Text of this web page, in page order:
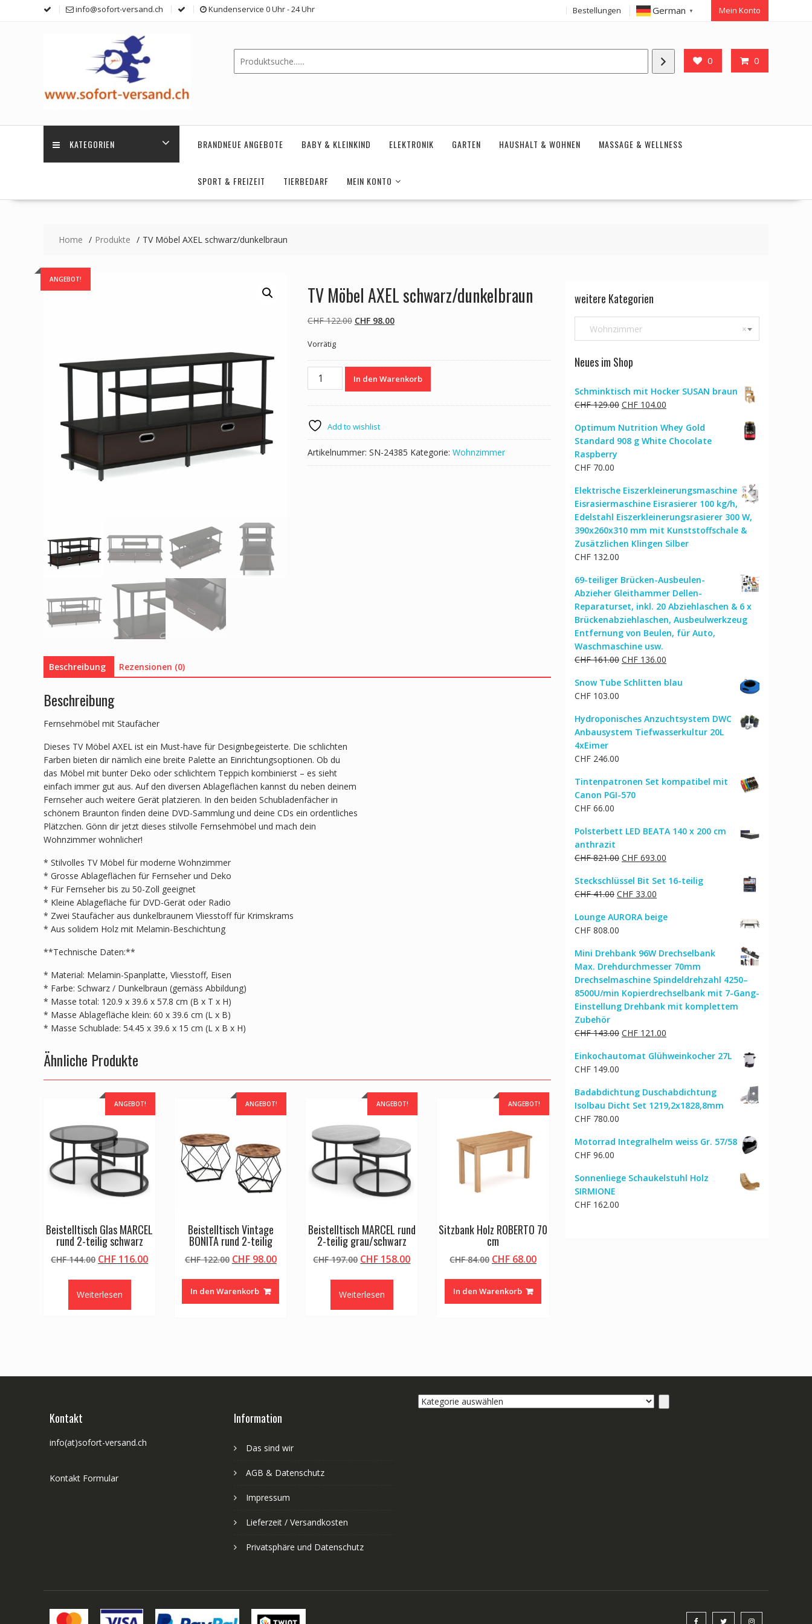
info@sofort-versand.ch Kundenservice 0 Uhr - 24 Uhr Bestellungen German ▼ Mein Konto
0 0
KATEGORIEN BRANDNEUE ANGEBOTE BABY & KLEINKIND ELEKTRONIK GARTEN HAUSHALT & WOHNEN MASSAGE & WELLNESS
SPORT & FREIZEIT TIERBEDARF MEIN KONTO
Home Produkte TV Möbel AXEL schwarz/dunkelbraun
ANGEBOT!
TV Möbel AXEL schwarz/dunkelbraun
CHF122.00 Ursprünglicher
CHF 122.00
CHF98.00Aktueller
CHF 98.00.
Vorrätig
Menge
In den Warenkorb
Add to wishlist
Artikelnummer: SN-24385 Kategorie: Wohnzimmer
Beschreibung Rezensionen (0)
Beschreibung
Fernsehmöbel mit Staufächer
Dieses TV Möbel AXEL ist ein Must-have für Designbegeisterte. Die schlichten
Farben bieten dir nämlich eine breite Palette an Einrichtungsoptionen. Ob du
das Möbel mit bunter Deko oder schlichtem Teppich kombinierst – es sieht
einfach immer gut aus. Auf den diversen Ablageflächen kannst du neben deinem
Fernseher auch weitere Gerät platzieren. In den beiden Schubladenfächer in
schönem Braunton finden deine DVD-Sammlung und deine CDs ein ordentliches
Plätzchen. Gönn dir jetzt dieses stilvolle Fernsehmöbel und mach dein
Wohnzimmer wohnlicher!
* Stilvolles TV Möbel für moderne Wohnzimmer
* Grosse Ablageflächen für Fernseher und Deko
* Für Fernseher bis zu 50-Zoll geeignet
* Kleine Ablagefläche für DVD-Gerät oder Radio
* Zwei Staufächer aus dunkelbraunem Vliesstoff für Krimskrams
* Aus solidem Holz mit Melamin-Beschichtung
**Technische Daten:**
* Material: Melamin-Spanplatte, Vliesstoff, Eisen
* Farbe: Schwarz / Dunkelbraun (gemäss Abbildung)
* Masse total: 120.9 x 39.6 x 57.8 cm (B x T x H)
* Masse Ablagefläche klein: 60 x 39.6 cm (L x B)
* Masse Schublade: 54.45 x 39.6 x 15 cm (L x B x H)
Ähnliche Produkte
ANGEBOT!
Beistelltisch Glas MARCEL
rund 2-teilig schwarz
CHF144.00 Ursprünglicher
CHF 144.00
CHF 116.00Aktueller
CHF 116.00.
Weiterlesen
ANGEBOT!
Beistelltisch Vintage
BONITA rund 2-teilig
CHF122.00 Ursprünglicher
war:
CHF 122.00
CHF98.00Aktueller
In den Warenkorb
ANGEBOT!
Beistelltisch MARCEL rund
2-teilig grau/schwarz
CHF197.00 Ursprünglicher
CHF 197.00
CHF 158.00Aktueller
CHF 158.00.
Weiterlesen
ANGEBOT!
Sitzbank Holz ROBERTO 70
cm
CHF84.00 Ursprünglicher
war:
CHF 84.00
CHF68.00Aktueller
In den Warenkorb
weitere Kategorien
×
Wohnzimmer
Neues im Shop
Schminktisch mit Hocker SUSAN braun
CHF129.00 Ursprünglicher
war:
CHF 129.00
CHF 104.00
ist:
CHF 104.00.
Optimum Nutrition Whey Gold
Standard 908 g White Chocolate
Raspberry
CHF 70.00
Elektrische Eiszerkleinerungsmaschine
Eisrasiermaschine Eisrasierer 100 kg/h,
Edelstahl Eiszerkleinerungsrasierer 300 W,
390x260x310 mm mit Kunststoffschale &
Zusätzlichen Klingen Silber
CHF 132.00
69-teiliger Brücken-Ausbeulen-
Abzieher Gleithammer Dellen-
Reparaturset, inkl. 20 Abziehlaschen & 6 x
Brückenabziehlaschen, Ausbeulwerkzeug
Entfernung von Beulen, für Auto,
Waschmaschine usw.
CHF161.00 Ursprünglicher
war:
CHF 136.00
ist:
Snow Tube Schlitten blau
CHF 103.00
Hydroponisches Anzuchtsystem DWC
Anbausystem Tiefwasserkultur 20L
4xEimer
CHF 246.00
Tintenpatronen Set kompatibel mit
Canon PGI-570
CHF 66.00
Polsterbett LED BEATA 140 x 200 cm
anthrazit
CHF821.00 Ursprünglicher
war:
CHF 821.00
CHF 693.00
ist:
Steckschlüssel Bit Set 16-teilig
CHF41.00 Ursprünglicher
war:
CHF 41.00
CHF 33.00
ist:
Lounge AURORA beige
CHF 808.00
Mini Drehbank 96W Drechselbank
Max. Drehdurchmesser 70mm
Drechselmaschine Spindeldrehzahl 4250–
8500U/min Kopierdrechselbank mit 7-Gang-
Einstellung Drehbank mit komplettem
Zubehör
CHF143.00 Ursprünglicher
war:
CHF 121.00
ist:
Einkochautomat Glühweinkocher 27L
CHF 149.00
Badabdichtung Duschabdichtung
Isolbau Dicht Set 1219,2x1828,8mm
CHF 780.00
Motorrad Integralhelm weiss Gr. 57/58
CHF 96.00
Sonnenliege Schaukelstuhl Holz
SIRMIONE
CHF 162.00
Kontakt
info(at)sofort-versand.ch
Kontakt Formular
Information
Das sind wir
AGB & Datenschutz
Impressum
Lieferzeit / Versandkosten
Privatsphäre und Datenschutz
Kategorie